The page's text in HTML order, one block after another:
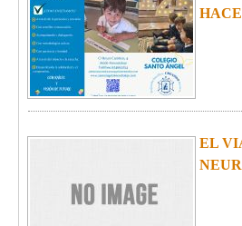
HACE ÚNICOS
EL VIAJE DE
NEUROLITO